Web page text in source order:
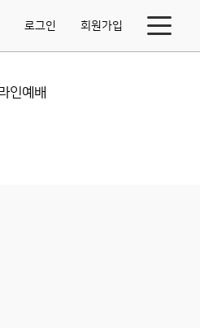
로그인 회원가입
인예배